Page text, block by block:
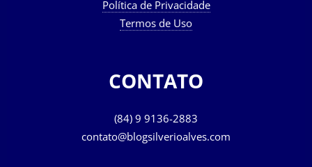
Política de Privacidade
Termos de Uso
CONTATO
(84) 9 9136-2883
contato@blogsilverioalves.com